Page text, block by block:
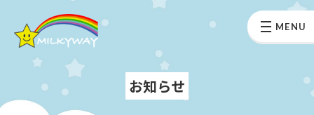
MENU
お知らせ